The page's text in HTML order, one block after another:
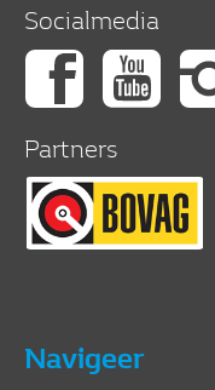
Socialmedia
Partners
Navigeer